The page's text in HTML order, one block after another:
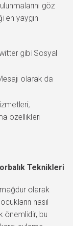
göz
en yaygın
gibi Sosyal
olarak da
özellikleri
Teknikleri
olarak
nasıl
önemlidir, bu